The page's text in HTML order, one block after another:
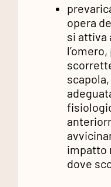
opera
si attiva
impatto
dove